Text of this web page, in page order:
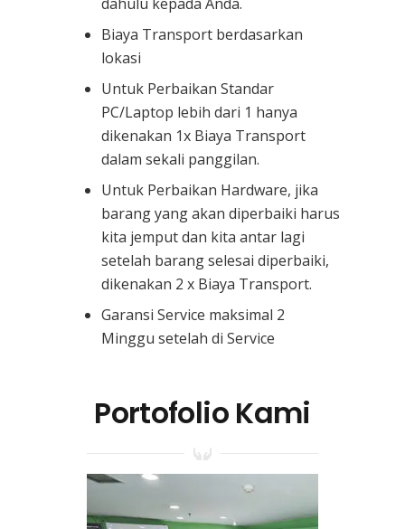
Biaya Transport berdasarkan
lokasi
Untuk Perbaikan Standar
PC/Laptop lebih dari 1 hanya
dikenakan 1x Biaya Transport
dalam sekali panggilan.
Untuk Perbaikan Hardware, jika
barang yang akan diperbaiki harus
kita jemput dan kita antar lagi
setelah barang selesai diperbaiki,
dikenakan 2 x Biaya Transport.
Garansi Service maksimal 2
Minggu setelah di Service
Portofolio Kami